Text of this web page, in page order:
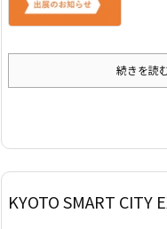
続きを読
KYOTO SMART CITY